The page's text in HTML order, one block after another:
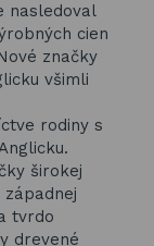
nasledoval
cien
značky
všimli
rodiny s
širokej
tvrdo
drevené